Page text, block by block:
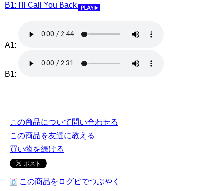
B1: I'll Call You Back
A1:
B1:
この商品について問い合わせる
この商品を友達に教える
買い物を続ける
この商品をログピでつぶやく